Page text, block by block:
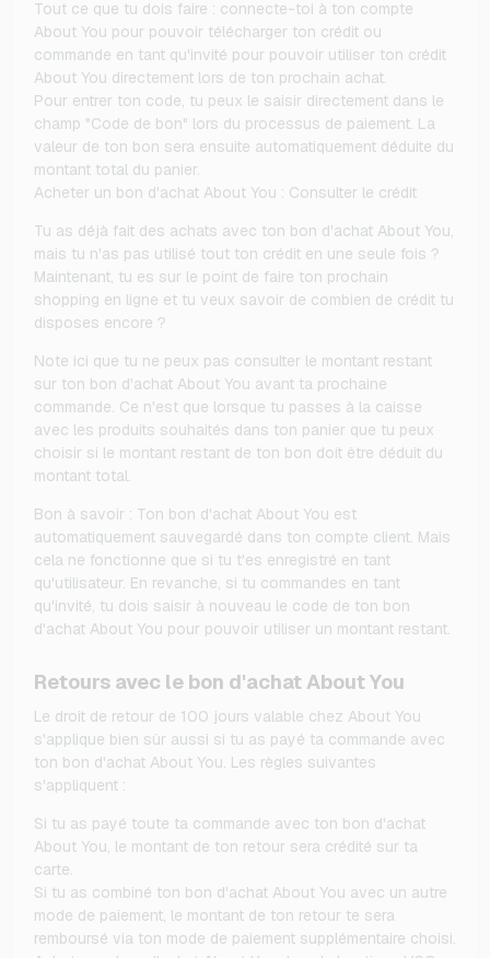
Tout ce que tu dois faire : connecte-toi à ton compte
About You pour pouvoir télécharger ton crédit ou
commande en tant qu'invité pour pouvoir utiliser ton crédit
About You directement lors de ton prochain achat.
Pour entrer ton code, tu peux le saisir directement dans le
champ "Code de bon" lors du processus de paiement. La
valeur de ton bon sera ensuite automatiquement déduite du
montant total du panier.
Acheter un bon d'achat About You : Consulter le crédit
Tu as déjà fait des achats avec ton bon d'achat About You,
mais tu n'as pas utilisé tout ton crédit en une seule fois ?
Maintenant, tu es sur le point de faire ton prochain
shopping en ligne et tu veux savoir de combien de crédit tu
disposes encore ?
Note ici que tu ne peux pas consulter le montant restant
sur ton bon d'achat About You avant ta prochaine
commande. Ce n'est que lorsque tu passes à la caisse
avec les produits souhaités dans ton panier que tu peux
choisir si le montant restant de ton bon doit être déduit du
montant total.
Bon à savoir : Ton bon d'achat About You est
automatiquement sauvegardé dans ton compte client. Mais
cela ne fonctionne que si tu t'es enregistré en tant
qu'utilisateur. En revanche, si tu commandes en tant
qu'invité, tu dois saisir à nouveau le code de ton bon
d'achat About You pour pouvoir utiliser un montant restant.
Retours avec le bon d'achat About You
Le droit de retour de 100 jours valable chez About You
s'applique bien sûr aussi si tu as payé ta commande avec
ton bon d'achat About You. Les règles suivantes
s'appliquent :
Si tu as payé toute ta commande avec ton bon d'achat
About You, le montant de ton retour sera crédité sur ta
carte.
Si tu as combiné ton bon d'achat About You avec un autre
mode de paiement, le montant de ton retour te sera
remboursé via ton mode de paiement supplémentaire choisi.